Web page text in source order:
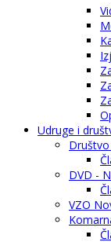
Udruge i
DVD -
VZO